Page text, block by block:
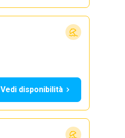
Vedi disponibilità